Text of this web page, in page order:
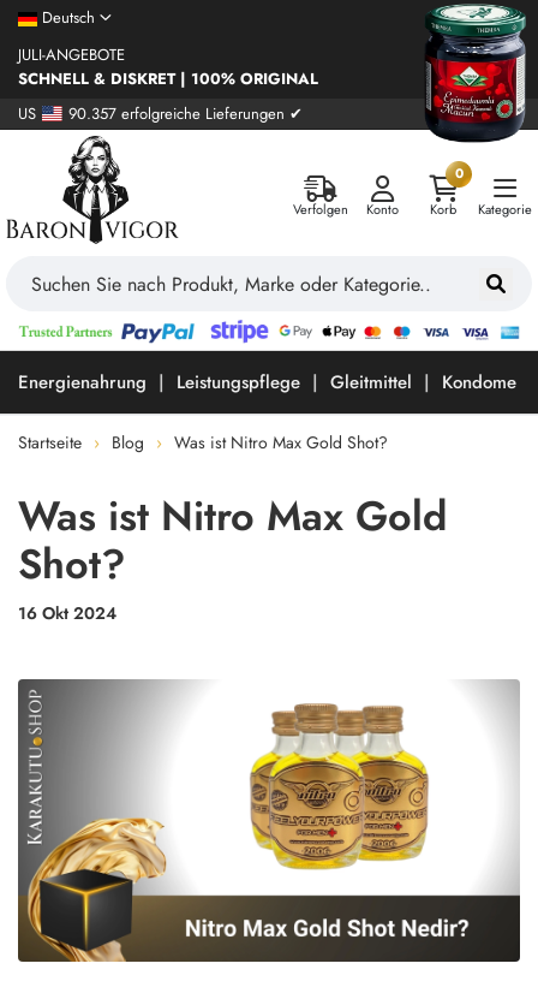
Deutsch
JULI-ANGEBOTE
SCHNELL & DISKRET | 100% ORIGINAL
US
90.357 erfolgreiche Lieferungen ✔
Verfolgen Konto
0
Korb
Kategorie
Energienahrung Leistungspflege Gleitmittel Kondome
Startseite Blog Was ist Nitro Max Gold Shot?
Was ist Nitro Max Gold
Shot?
16 Okt 2024